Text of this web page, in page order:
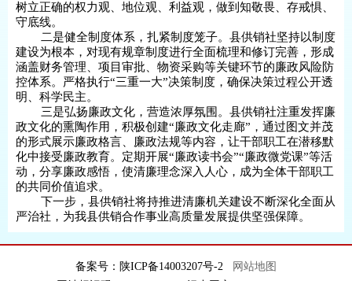
树立正确的权力观、地位观、利益观，做到知敬畏、存戒惧、
守底线。
二是健全制度体系，扎紧制度笼子。县供销社坚持以制度
建设为根本，对现有规章制度进行全面梳理和修订完善，形成
涵盖财务管理、项目审批、物资采购等关键环节的廉政风险防
控体系。严格执行“三重一大”决策制度，确保决策过程公开透
明、科学民主。
三是弘扬廉政文化，营造浓厚氛围。县供销社注重发挥廉
政文化的熏陶作用，积极创建“廉政文化走廊”，通过图文并茂
的形式展示廉政格言、廉政法规等内容，让干部职工在潜移默
化中接受廉政教育。定期开展“廉政读书会”“廉政微党课”等活
动，分享廉政感悟，使清廉理念深入人心，成为全体干部职工
的共同价值追求。
下一步，县供销社将持推进清廉机关建设不断深化全面从
严治社，为我县供销合作事业高质量发展提供坚强保障。
备案号：陕ICP备14003207号-2
网站地图